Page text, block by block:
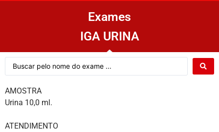
Exames
IGA URINA
AMOSTRA
Urina 10,0 ml.
ATENDIMENTO